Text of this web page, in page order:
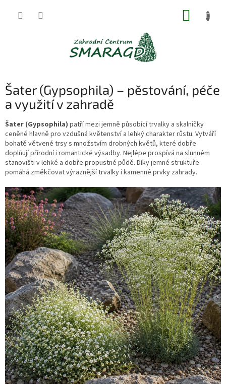
Šater (Gypsophila) – pěstování, péče
a využití v zahradě
Šater (Gypsophila) patří mezi jemně působící trvalky a skalničky
ceněné hlavně pro vzdušná květenství a lehký charakter růstu. Vytváří
bohatě větvené trsy s množstvím drobných květů, které dobře
doplňují přírodní i romantické výsadby. Nejlépe prospívá na slunném
stanovišti v lehké a dobře propustné půdě. Díky jemné struktuře
pomáhá změkčovat výraznější trvalky i kamenné prvky zahrady.
V
ý
p
i
s
č
l
á
n
k
ů